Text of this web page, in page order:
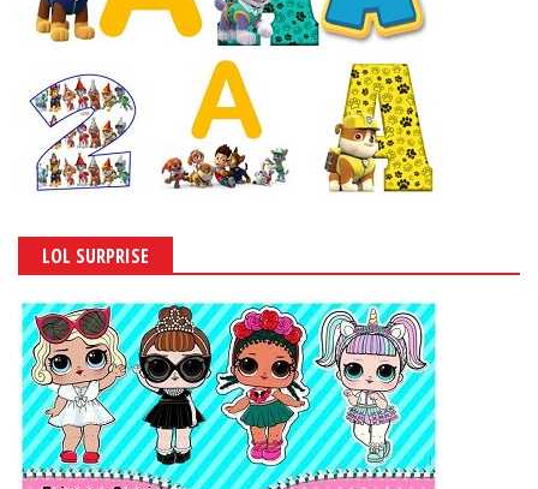
LOL SURPRISE